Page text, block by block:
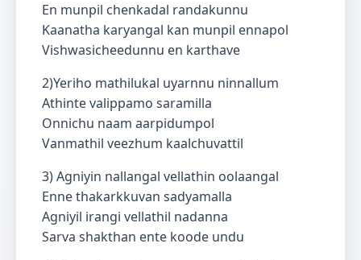
En munpil chenkadal randakunnu
Kaanatha karyangal kan munpil ennapol
Vishwasicheedunnu en karthave
2)Yeriho mathilukal uyarnnu ninnallum
Athinte valippamo saramilla
Onnichu naam aarpidumpol
Vanmathil veezhum kaalchuvattil
3) Agniyin nallangal vellathin oolaangal
Enne thakarkkuvan sadyamalla
Agniyil irangi vellathil nadanna
Sarva shakthan ente koode undu